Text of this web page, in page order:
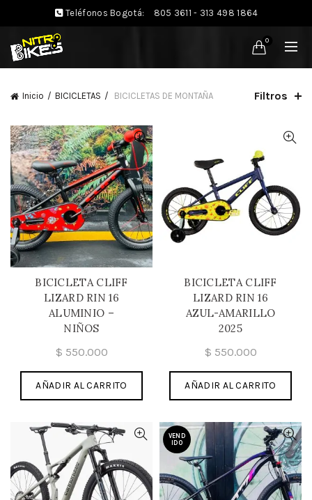
Teléfonos Bogotá: 805 3611 - 313 498 1864
0
Inicio BICICLETAS BICICLETAS DE MONTAÑA Filtros
BICICLETA CLIFF
LIZARD RIN 16
ALUMINIO –
NIÑOS
$ 550.000
AÑADIR AL CARRITO
BICICLETA CLIFF
LIZARD RIN 16
AZUL-AMARILLO
2025
$ 550.000
AÑADIR AL CARRITO
VEND
IDO